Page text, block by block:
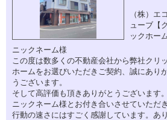
（株）エ
ューブ【
ックホーム
ニックネーム様
この度は数多くの不動産会社から弊社クリ
ホームをお選びいただきご契約、誠にあり
うございます。
そして高評価も頂きありがとうございます。
ニックネーム様とお付き合いさせていただき
行動の速さにはすごく感謝しています。あ